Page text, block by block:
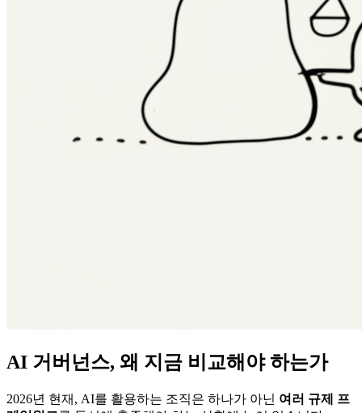
AI 거버넌스, 왜 지금 비교해야 하는가
2026년 현재, AI를 활용하는 조직은 하나가 아닌 여러 규제 프